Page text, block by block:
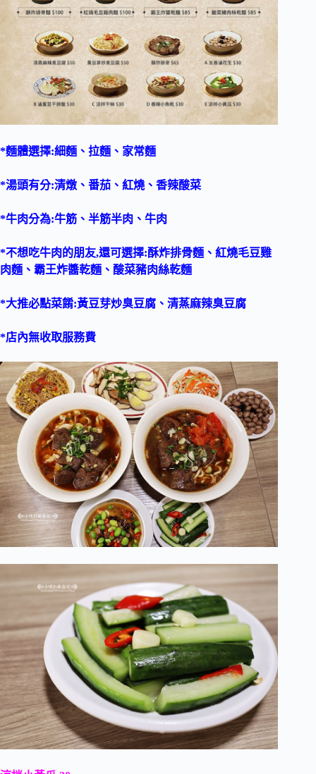
*麵體選擇:細麵、拉麵、家常麵
*湯頭有分:清燉、番茄、紅燒、香辣酸菜
*牛肉分為:牛筋、半筋半肉、牛肉
*不想吃牛肉的朋友,還可選擇:酥炸排骨麵、紅燒毛豆雞
肉麵、霸王炸醬乾麵、酸菜豬肉絲乾麵
*大推必點菜餚:黃豆芽炒臭豆腐、清蒸麻辣臭豆腐
*店內無收取服務費